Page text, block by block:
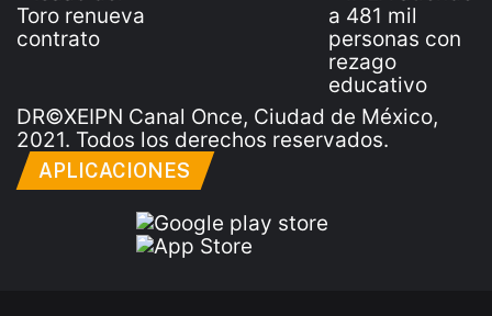
DR©XEIPN Canal Once, Ciudad de México,
2021. Todos los derechos reservados.
APLICACIONES